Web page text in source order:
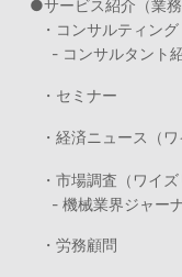
サービス紹介（業務
・コンサルティング
- コンサルタント
・セミナー
・経済ニュース（ワ
・市場調査（ワイズ
- 機械業界ジャー
・労務顧問